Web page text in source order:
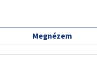
Megnézem